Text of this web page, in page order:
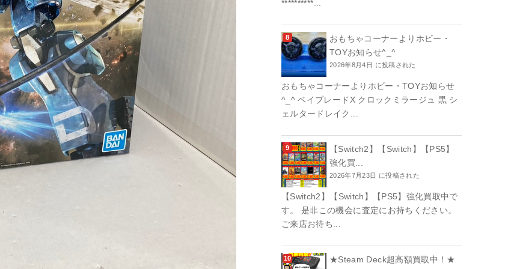
**********...
おもちゃコーナーよりホビー・
TOYお知らせ^_^
2026年8月4日 に投稿された
おもちゃコーナーよりホビー・TOYお知らせ
^_^ ベイブレードX クロックミラージュ 黒 シ
ェルタードレイク...
【Switch2】【Switch】【PS5】
強化買...
2026年7月23日 に投稿された
【Switch2】【Switch】【PS5】強化買取中で
す。 是非この機会に査定にお持ちください。
ご来店お待ち...
★Steam Deck超高額買取中！★